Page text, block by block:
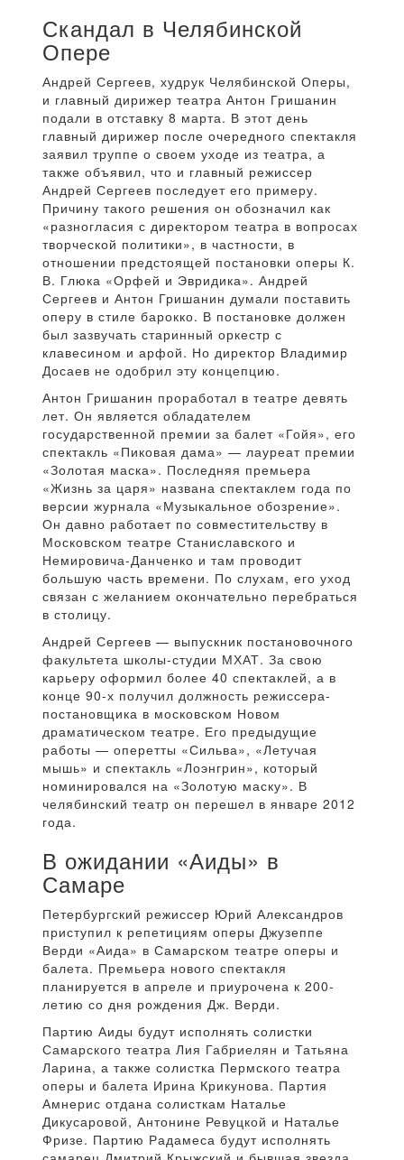
Скандал в Челябинской
Опере
Андрей Сергеев, худрук Челябинской Оперы,
и главный дирижер театра Антон Гришанин
подали в отставку 8 марта. В этот день
главный дирижер после очередного спектакля
заявил труппе о своем уходе из театра, а
также объявил, что и главный режиссер
Андрей Сергеев последует его примеру.
Причину такого решения он обозначил как
«разногласия с директором театра в вопросах
творческой политики», в частности, в
отношении предстоящей постановки оперы К.
В. Глюка «Орфей и Эвридика». Андрей
Сергеев и Антон Гришанин думали поставить
оперу в стиле барокко. В постановке должен
был зазвучать старинный оркестр с
клавесином и арфой. Но директор Владимир
Досаев не одобрил эту концепцию.
Антон Гришанин проработал в театре девять
лет. Он является обладателем
государственной премии за балет «Гойя», его
спектакль «Пиковая дама» — лауреат премии
«Золотая маска». Последняя премьера
«Жизнь за царя» названа спектаклем года по
версии журнала «Музыкальное обозрение».
Он давно работает по совместительству в
Московском театре Станиславского и
Немировича-Данченко и там проводит
большую часть времени. По слухам, его уход
связан с желанием окончательно перебраться
в столицу.
Андрей Сергеев — выпускник постановочного
факультета школы-студии МХАТ. За свою
карьеру оформил более 40 спектаклей, а в
конце 90-х получил должность режиссера-
постановщика в московском Новом
драматическом театре. Его предыдущие
работы — оперетты «Сильва», «Летучая
мышь» и спектакль «Лоэнгрин», который
номинировался на «Золотую маску». В
челябинский театр он перешел в январе 2012
года.
В ожидании «Аиды» в
Самаре
Петербургский режиссер Юрий Александров
приступил к репетициям оперы Джузеппе
Верди «Аида» в Самарском театре оперы и
балета. Премьера нового спектакля
планируется в апреле и приурочена к 200-
летию со дня рождения Дж. Верди.
Партию Аиды будут исполнять солистки
Самарского театра Лия Габриелян и Татьяна
Ларина, а также солистка Пермского театра
оперы и балета Ирина Крикунова. Партия
Амнерис отдана солисткам Наталье
Дикусаровой, Антонине Ревуцкой и Наталье
Фризе. Партию Радамеса будут исполнять